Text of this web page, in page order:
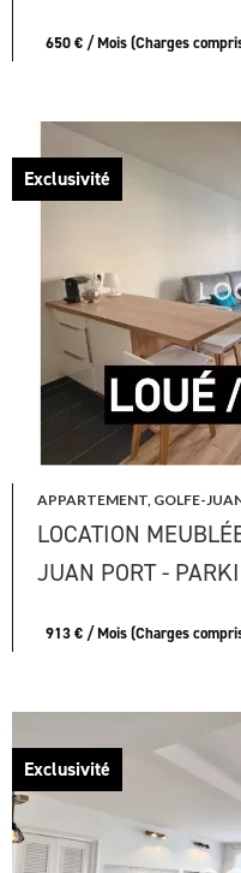
650 € / Mois (Charges
APPARTEMENT, GOLFE-
LOCATION
JUAN PORT -
913 € / Mois (Charges
Exclusivité
Exclusivité